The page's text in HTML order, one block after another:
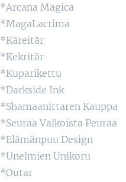
*Arcana Magica
*MagaLacrima
*Käreitär
*Kekritär
*Kuparikettu
*Darkside Ink
*Shamaanittaren Kauppa
*Seuraa Valkoista Peuraa
*Elämänpuu Design
*Unelmien Unikoru
*Outar